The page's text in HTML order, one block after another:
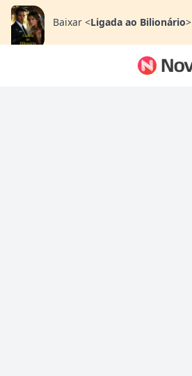
Baixar <Ligada ao Bilionário>